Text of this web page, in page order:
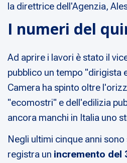
la direttrice dell'Agenzia,
I numeri del
Ad aprire i lavori è stato il
pubblico un tempo "dirigista
Camera ha spinto oltre
"ecomostri" e dell'edilizia
ancora manchi in Italia uno
Negli ultimi cinque anni
registra un incremento del